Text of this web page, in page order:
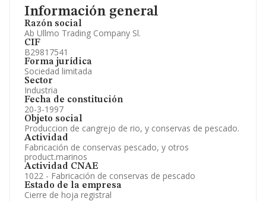
Información general
Razón social
Ab Ullmo Trading Company Sl.
CIF
B29817541
Forma jurídica
Sociedad limitada
Sector
Industria
Fecha de constitución
20-3-1997
Objeto social
Produccion de cangrejo de rio, y conservas de pescado.
Actividad
Fabricación de conservas pescado, y otros
product.marinos
Actividad CNAE
1022 - Fabricación de conservas de pescado
Estado de la empresa
Cierre de hoja registral
Información oficial y registral complementaria.